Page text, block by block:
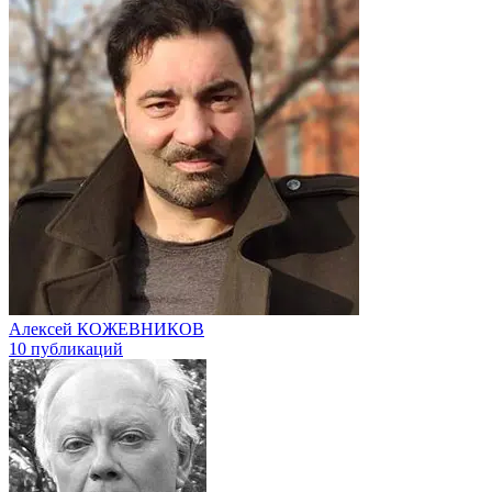
Алексей КОЖЕВНИКОВ
10 публикаций